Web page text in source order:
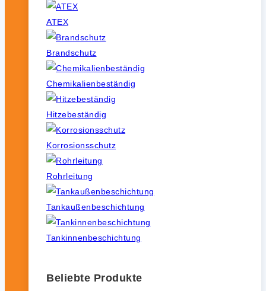
ATEX
Brandschutz
Chemikalienbeständig
Hitzebeständig
Korrosionsschutz
Rohrleitung
Tankaußenbeschichtung
Tankinnenbeschichtung
Beliebte Produkte